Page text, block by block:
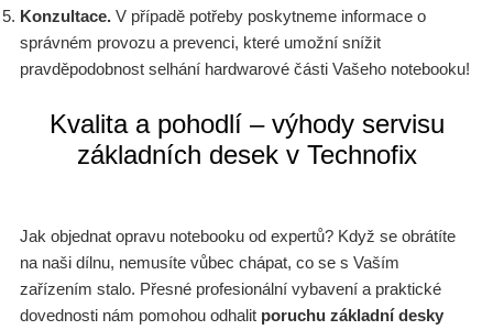
Konzultace. V případě potřeby poskytneme informace o
správném provozu a prevenci, které umožní snížit
pravděpodobnost selhání hardwarové části Vašeho notebooku!
Kvalita a pohodlí – výhody servisu
základních desek v Technofix
Jak objednat opravu notebooku od expertů? Když se obrátíte
na naši dílnu, nemusíte vůbec chápat, co se s Vaším
zařízením stalo. Přesné profesionální vybavení a praktické
dovednosti nám pomohou odhalit poruchu základní desky